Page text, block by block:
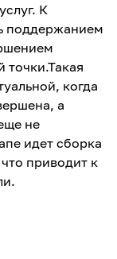
К
поддержанием
точки.Такая
когда
а
не
идет сборка
приводит к